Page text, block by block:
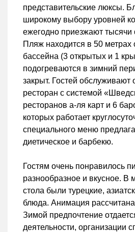
представительские люксы.
широкому выбору уровней
ежегодно приезжают
Пляж находится в 50 метрах
бассейна (3 открытых и 1
подогреваются в зимний
закрыт. Гостей обслуживают
ресторан с системой
ресторанов а-ля карт и 6
которых работает
специального меню
диетическое и барбекю.
Гостям очень понравилось
разнообразное и вкусное. В
стола были турецкие,
блюда. Анимация
Зимой предпочтение
деятельности, организации